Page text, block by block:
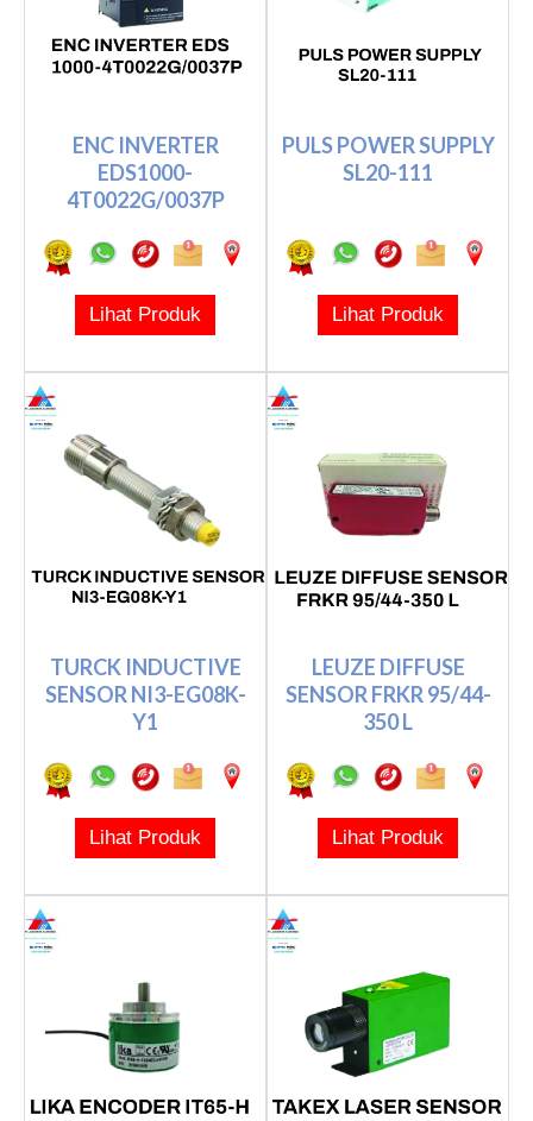
ENC INVERTER
EDS1000-
4T0022G/0037P
Lihat Produk
PULS POWER SUPPLY
SL20-111
Lihat Produk
TURCK INDUCTIVE
SENSOR NI3-EG08K-
Y1
Lihat Produk
LEUZE DIFFUSE
SENSOR FRKR 95/44-
350 L
Lihat Produk